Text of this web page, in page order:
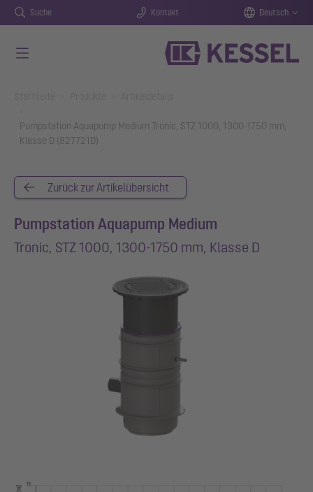
Suche Kontakt Deutsch
Pumpstation Aquapump Medium Tronic, STZ 1000, 1300-1750 mm,
Klasse D (827721D)
Zurück zur Artikelübersicht
Pumpstation Aquapump Medium
Tronic, STZ 1000, 1300-1750 mm, Klasse D